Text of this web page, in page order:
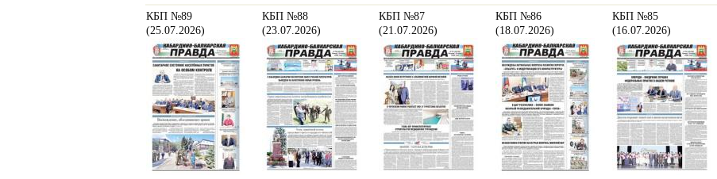
КБП №89
(25.07.2026)
КБП №88
(23.07.2026)
КБП №87
(21.07.2026)
КБП №86
(18.07.2026)
КБП №85
(16.07.2026)